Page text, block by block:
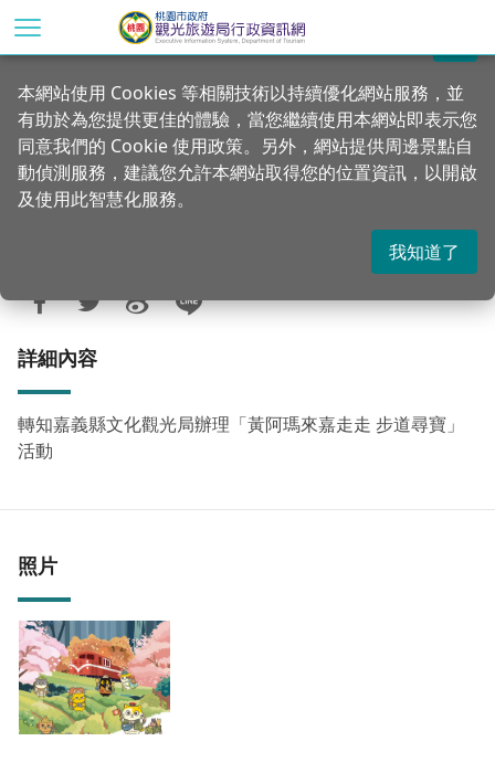
到
首頁 行政公告 新訊轉知
轉知嘉義縣文化觀光局辦理「黃阿瑪來嘉
走走 步道尋寶」活動
1065
詳細內容
轉知嘉義縣文化觀光局辦理「黃阿瑪來嘉走走 步道尋寶」
活動
照片
關閉
本網站使用 Cookies 等相關技術以持續優化網站服務，並
有助於為您提供更佳的體驗，當您繼續使用本網站即表示您
同意我們的 Cookie 使用政策。另外，網站提供周邊景點自
動偵測服務，建議您允許本網站取得您的位置資訊，以開啟
及使用此智慧化服務。
我知道了